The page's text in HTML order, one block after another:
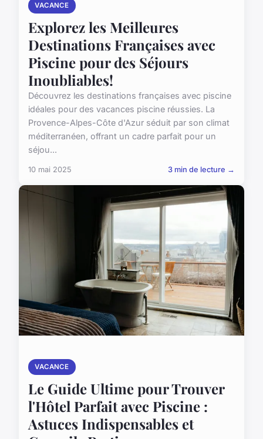
VACANCE
Explorez les Meilleures
Destinations Françaises avec
Piscine pour des Séjours
Inoubliables!
Découvrez les destinations françaises avec piscine
idéales pour des vacances piscine réussies. La
Provence-Alpes-Côte d'Azur séduit par son climat
méditerranéen, offrant un cadre parfait pour un
séjou...
10 mai 2025 3 min de lecture →
VACANCE
Le Guide Ultime pour Trouver
l'Hôtel Parfait avec Piscine :
Astuces Indispensables et